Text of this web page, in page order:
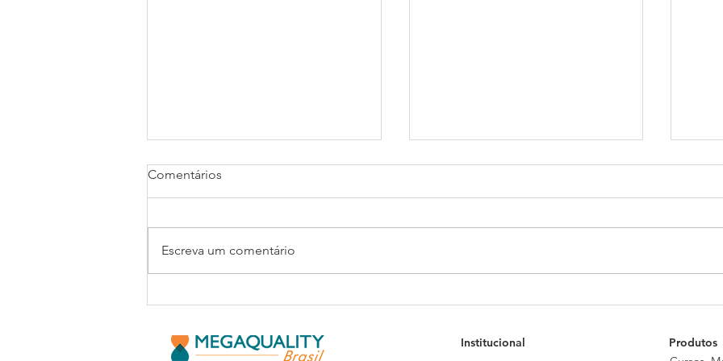
conformidade a valor
o conselho de virar gargalo
operacional
Comentários
Escreva um comentário
Institucional
Produtos